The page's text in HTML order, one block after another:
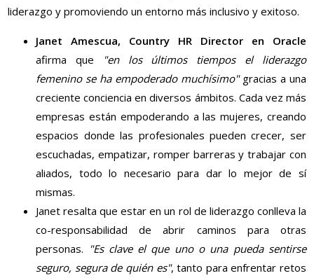
liderazgo y promoviendo un entorno más inclusivo y exitoso.
Janet Amescua, Country HR Director en Oracle
afirma que
"en los últimos tiempos el liderazgo
femenino se ha empoderado muchísimo"gracias a una
creciente conciencia en diversos ámbitos. Cada vez más
empresas están empoderando a las mujeres, creando
espacios donde las profesionales pueden crecer, ser
escuchadas, empatizar, romper barreras y trabajar con
aliados, todo lo necesario para dar lo mejor de sí
mismas.
Janet resalta que estar en un rol de liderazgo conlleva la
co-responsabilidad de abrir caminos para otras
personas. "Es clave el que uno o una pueda sentirse
seguro, segura de quién es", tanto para enfrentar retos